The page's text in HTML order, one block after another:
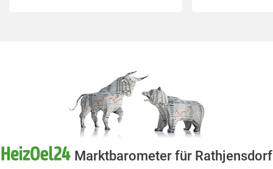
Marktbarometer für Rathjensdorf